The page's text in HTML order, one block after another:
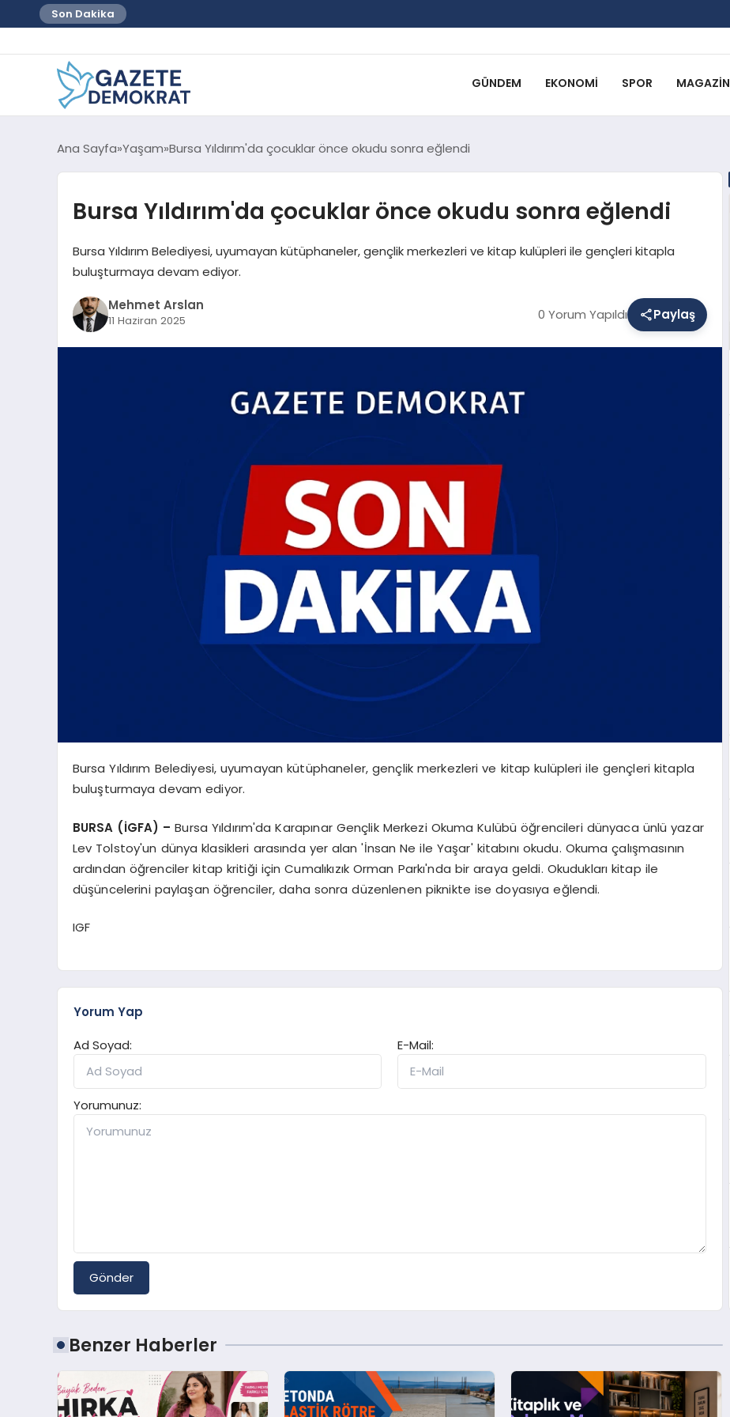
Son Dakika
GÜNDEM EKONOMI SPOR MAGAZIN
Ana Sayfa Yaşam Bursa Yıldırım'da çocuklar önce okudu sonra eğlendi
Bursa Yıldırım'da çocuklar önce okudu sonra eğlendi
Bursa Yıldırım Belediyesi, uyumayan kütüphaneler, gençlik merkezleri ve kitap kulüpleri ile gençleri kitapla
buluşturmaya devam ediyor.
Mehmet Arslan
11 Haziran 2025 0 Yorum Yapıldı Paylaş
Bursa Yıldırım Belediyesi, uyumayan kütüphaneler, gençlik merkezleri ve kitap kulüpleri ile gençleri kitapla
buluşturmaya devam ediyor.
BURSA (İGFA) – Bursa Yıldırım'da Karapınar Gençlik Merkezi Okuma Kulübü öğrencileri dünyaca ünlü yazar
Lev Tolstoy'un dünya klasikleri arasında yer alan 'İnsan Ne ile Yaşar' kitabını okudu. Okuma çalışmasının
ardından öğrenciler kitap kritiği için Cumalıkızık Orman Parkı'nda bir araya geldi. Okudukları kitap ile
düşüncelerini paylaşan öğrenciler, daha sonra düzenlenen piknikte ise doyasıya eğlendi.
IGF
Yorum Yap
Ad Soyad:
E-Mail:
Yorumunuz:
Gönder
Benzer Haberler